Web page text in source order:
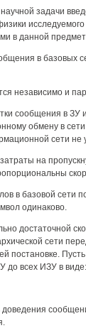
задачи
в данной
в базовых
независимо и
сообщения в ЗУ
обмену в
сети не
на
в базовой сети
одинаково.
достаточной
сети
постановке.
до всех ИЗУ в виде:
доведения